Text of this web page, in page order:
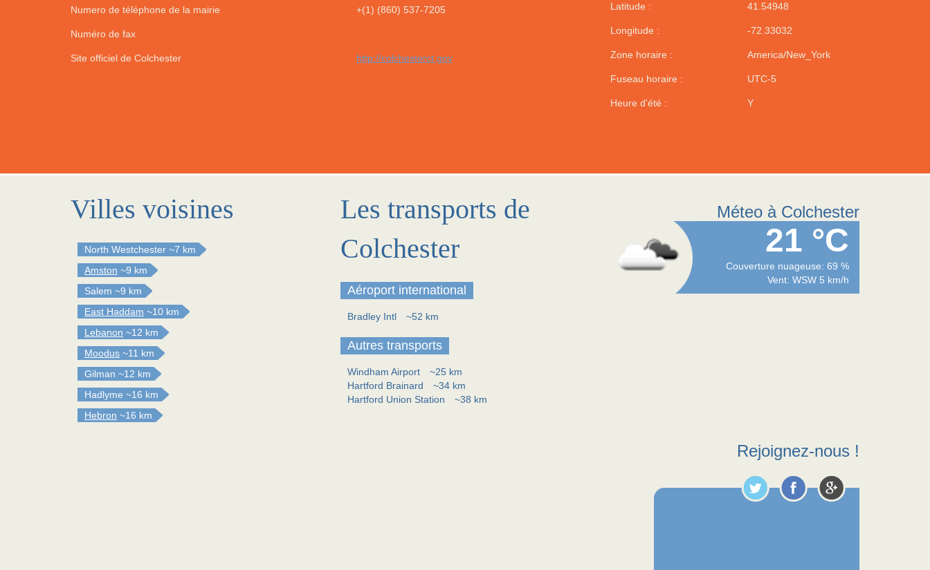
Numero de téléphone de la mairie +(1) (860) 537-7205
Numéro de fax
Site officiel de Colchester http://colchesterct.gov
Latitude : 41.54948
Longitude : -72.33032
Zone horaire : America/New_York
Fuseau horaire : UTC-5
Heure d'été : Y
Villes voisines
North Westchester ~7 km
Amston ~9 km
Salem ~9 km
East Haddam ~10 km
Lebanon ~12 km
Moodus ~11 km
Gilman ~12 km
Hadlyme ~16 km
Hebron ~16 km
Les transports de
Colchester
Aéroport international
Bradley Intl ~52 km
Autres transports
Windham Airport
~25 km
Hartford Brainard
~34 km
Hartford Union Station
~38 km
Méteo à Colchester
21 °C
Couverture nuageuse: 69 %
Vent: WSW 5 km/h
Rejoignez-nous !